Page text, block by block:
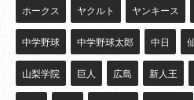
ホークス ヤクルト ヤンキース
中学野球 中学野球太郎 中日
山梨学院 巨人 広島 新人王